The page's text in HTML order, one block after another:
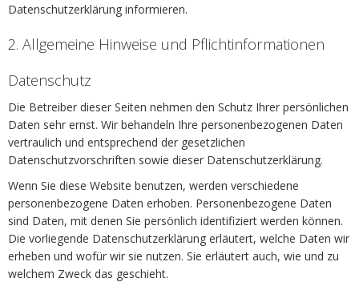
Datenschutzerklärung informieren.
2. Allgemeine Hinweise und Pflichtinformationen
Datenschutz
Die Betreiber dieser Seiten nehmen den Schutz Ihrer persönlichen
Daten sehr ernst. Wir behandeln Ihre personenbezogenen Daten
vertraulich und entsprechend der gesetzlichen
Datenschutzvorschriften sowie dieser Datenschutzerklärung.
Wenn Sie diese Website benutzen, werden verschiedene
personenbezogene Daten erhoben. Personenbezogene Daten
sind Daten, mit denen Sie persönlich identifiziert werden können.
Die vorliegende Datenschutzerklärung erläutert, welche Daten wir
erheben und wofür wir sie nutzen. Sie erläutert auch, wie und zu
welchem Zweck das geschieht.